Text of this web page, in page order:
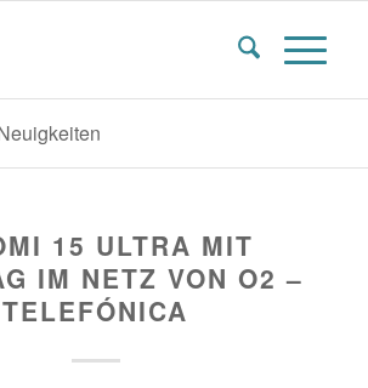
15 ULTRA MIT
IM NETZ VON O2 –
TELEFÓNICA